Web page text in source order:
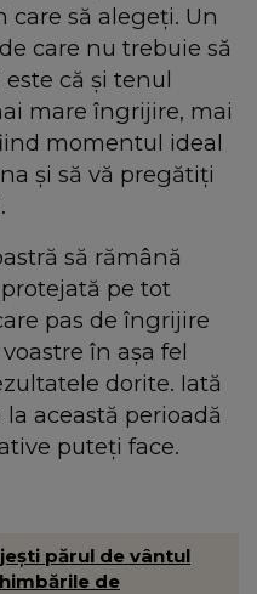
să alegeți. Un
care nu trebuie să
că și tenul
mare îngrijire, mai
momentul ideal
și să vă pregătiți
să rămână
pe tot
pas de îngrijire
în așa fel
dorite. Iată
această perioadă
puteți face.
părul de vântul
de